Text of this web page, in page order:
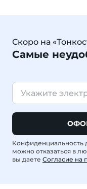
Скоро на
Самые
Конфиденциальность
можно отказаться в
вы даете Согласие на